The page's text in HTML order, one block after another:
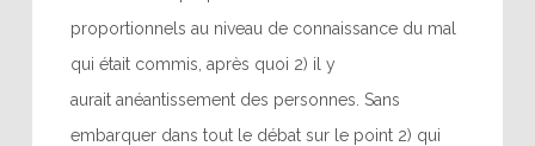
proportionnels au niveau de connaissance du mal
qui était commis, après quoi 2) il y
aurait anéantissement des personnes. Sans
embarquer dans tout le débat sur le point 2) qui